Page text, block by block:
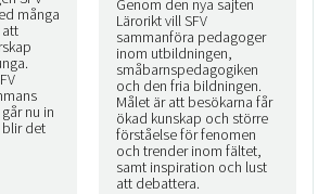
många
nu in
blir det
Lärorikt vill SFV
sammanföra pedagoger
inom utbildningen,
småbarnspedagogiken
och den fria bildningen.
Målet är att besökarna får
ökad kunskap och större
förståelse för fenomen
och trender inom fältet,
samt inspiration och lust
att debattera.